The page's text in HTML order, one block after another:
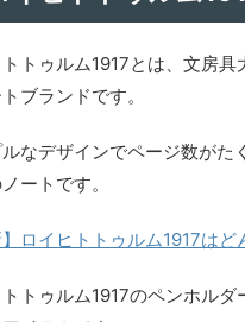
トゥルム1917とは、文房
ブランドです。
なデザインでページ数がた
ートです。
】ロイヒトトゥルム1917は
トゥルム1917のペンホル